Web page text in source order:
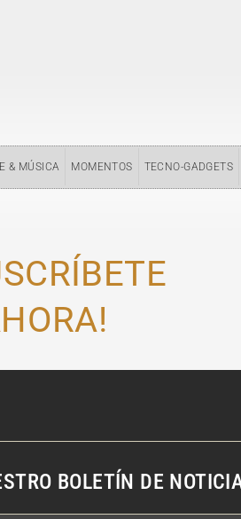
& MÚSICA MOMENTOS TECNO-GADGETS
BOLETÍN DE